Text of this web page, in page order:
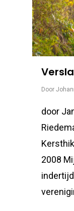
Door
door
2008